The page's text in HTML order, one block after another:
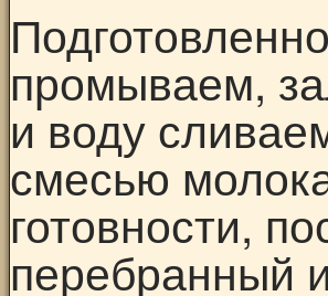
промываем,
и воду
смесью
готовности,
перебранный